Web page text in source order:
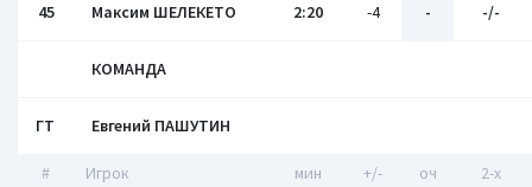
45 Максим ШЕЛЕКЕТО 2:20 -4 - -/-
КОМАНДА
ГТ Евгений ПАШУТИН
# Игрок мин +/- оч 2-x